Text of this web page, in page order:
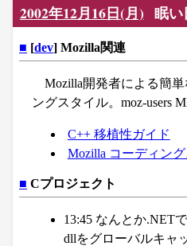
2002年12月16日(月) 眠い
■ [dev] Mozilla関連
Mozilla開発者による簡
ングスタイル。moz-users
C++ 移植性ガイド
Mozilla コーディン
■ Cプロジェクト
13:45 なんとか.NET
dllをグローバルキャ